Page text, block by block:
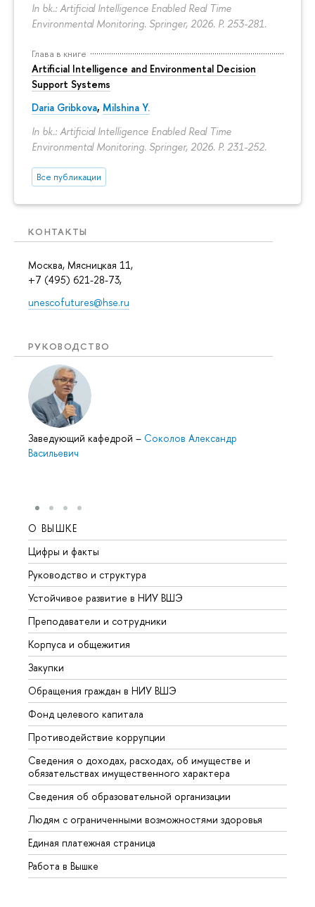
In bk.: Artificial Intelligence Enabled Real Time
Environmental Monitoring. Springer, 2026. P. 253-281.
Глава в книге
Artificial Intelligence and Environmental Decision
Support Systems
Daria Gribkova, Milshina Y.
In bk.: Artificial Intelligence Enabled Real Time
Environmental Monitoring. Springer, 2026. P. 231-252.
Все публикации
КОНТАКТЫ
Москва, Мясницкая 11,
+7 (495) 621-28-73,
unescofutures@hse.ru
РУКОВОДСТВО
Заведующий кафедрой – Соколов Александр
Васильевич
О ВЫШКЕ
Цифры и факты
Руководство и структура
Устойчивое развитие в НИУ ВШЭ
Преподаватели и сотрудники
Корпуса и общежития
Закупки
Обращения граждан в НИУ ВШЭ
Фонд целевого капитала
Противодействие коррупции
Сведения о доходах, расходах, об имуществе и
обязательствах имущественного характера
Сведения об образовательной организации
Людям с ограниченными возможностями здоровья
Единая платежная страница
Работа в Вышке